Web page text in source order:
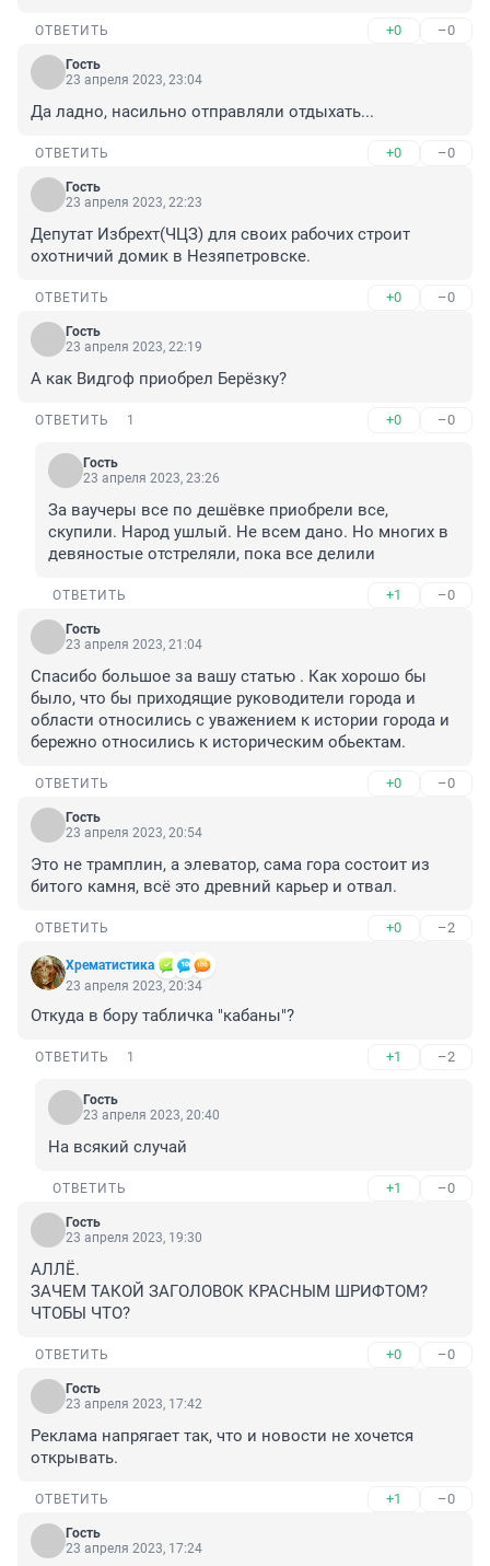
ОТВЕТИТЬ +0 –0
Гость
23 апреля 2023, 23:04
Да ладно, насильно отправляли отдыхать...
ОТВЕТИТЬ +0 –0
Гость
23 апреля 2023, 22:23
Депутат Избрехт(ЧЦЗ) для своих рабочих строит
охотничий домик в Незяпетровске.
ОТВЕТИТЬ +0 –0
Гость
23 апреля 2023, 22:19
А как Видгоф приобрел Берёзку?
ОТВЕТИТЬ 1 +0 –0
Гость
23 апреля 2023, 23:26
За ваучеры все по дешёвке приобрели все,
скупили. Народ ушлый. Не всем дано. Но многих в
девяностые отстреляли, пока все делили
ОТВЕТИТЬ +1 –0
Гость
23 апреля 2023, 21:04
Спасибо большое за вашу статью . Как хорошо бы
было, что бы приходящие руководители города и
области относились с уважением к истории города и
бережно относились к историческим обьектам.
ОТВЕТИТЬ +0 –0
Гость
23 апреля 2023, 20:54
Это не трамплин, а элеватор, сама гора состоит из
битого камня, всё это древний карьер и отвал.
ОТВЕТИТЬ +0 –2
Хрематистика
23 апреля 2023, 20:34
Откуда в бору табличка "кабаны"?
ОТВЕТИТЬ 1 +1 –2
Гость
23 апреля 2023, 20:40
На всякий случай
ОТВЕТИТЬ +1 –0
Гость
23 апреля 2023, 19:30
АЛЛЁ.
ЗАЧЕМ ТАКОЙ ЗАГОЛОВОК КРАСНЫМ ШРИФТОМ?
ЧТОБЫ ЧТО?
ОТВЕТИТЬ +0 –0
Гость
23 апреля 2023, 17:42
Реклама напрягает так, что и новости не хочется
открывать.
ОТВЕТИТЬ +1 –0
Гость
23 апреля 2023, 17:24